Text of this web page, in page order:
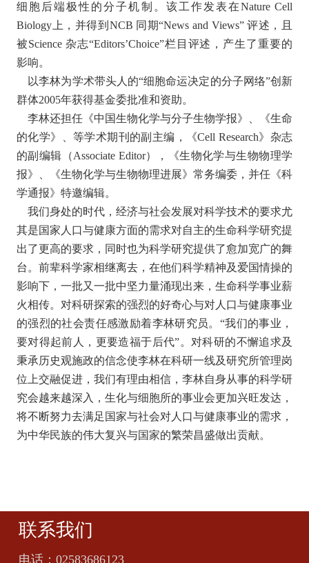
细胞后端极性的分子机制。该工作发表在Nature Cell
Biology上，并得到NCB 同期“News and Views” 评述，且
被Science 杂志“Editors’Choice”栏目评述，产生了重要的
影响。
以李林为学术带头人的“细胞命运决定的分子网络”创新
群体2005年获得基金委批准和资助。
李林还担任《中国生物化学与分子生物学报》、《生命
的化学》、等学术期刊的副主编，《Cell Research》杂志
的副编辑（Associate Editor），《生物化学与生物物理学
报》、《生物化学与生物物理进展》常务编委，并任《科
学通报》特邀编辑。
我们身处的时代，经济与社会发展对科学技术的要求尤
其是国家人口与健康方面的需求对自主的生命科学研究提
出了更高的要求，同时也为科学研究提供了愈加宽广的舞
台。前辈科学家相继离去，在他们科学精神及爱国情操的
影响下，一批又一批中坚力量涌现出来，生命科学事业薪
火相传。对科研探索的强烈的好奇心与对人口与健康事业
的强烈的社会责任感激励着李林研究员。“我们的事业，
要对得起前人，更要造福于后代”。对科研的不懈追求及
秉承历史观施政的信念使李林在科研一线及研究所管理岗
位上交融促进，我们有理由相信，李林自身从事的科学研
究会越来越深入，生化与细胞所的事业会更加兴旺发达，
将不断努力去满足国家与社会对人口与健康事业的需求，
为中华民族的伟大复兴与国家的繁荣昌盛做出贡献。
联系我们
电话： 02583686123